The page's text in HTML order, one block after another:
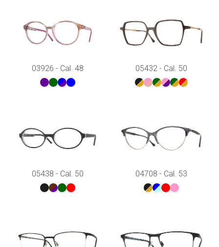
03926 - Cal. 48 05432 - Cal. 50
05438 - Cal. 50 04708 - Cal. 53